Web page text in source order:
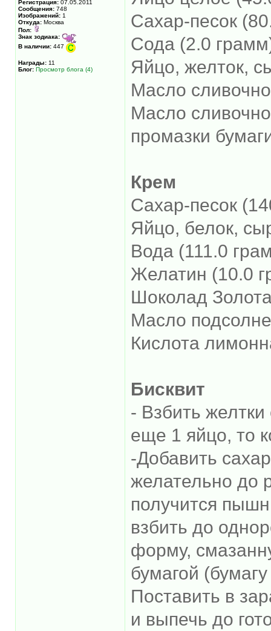
Регистрация: 07.05.2011
Сообщения: 748
Изображений: 1
Откуда: Москва
Пол:
Знак зодиака:
В наличии: 447
Награды: 11
Блог: Просмотр блога (4)
Сахар-песок
Сода (2.0
Яйцо, желток,
Масло
Масло
промазки
Крем
Сахар-песок
Яйцо, белок,
Вода (111.0
Желатин (10.0
Шоколад
Масло
Кислота
Бисквит
- Взбить
еще 1 яйцо, то
-Добавить
желательно до
получится
взбить до
форму,
бумагой
Поставить в
и выпечь до